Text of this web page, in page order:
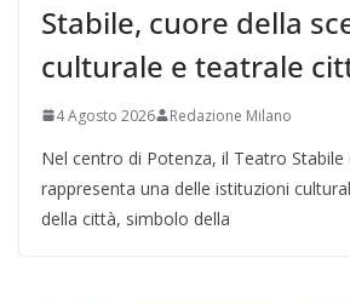
Stabile, cuore della
culturale e teatrale
4 Agosto 2026 Redazione Milano
Nel centro di Potenza, il Teatro Stabile
rappresenta una delle istituzioni
della città, simbolo della